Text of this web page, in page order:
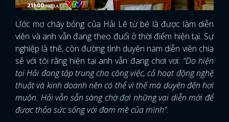
Ước mơ cháy bỏng của Hải Lê từ bé là được làm diễn
viên và anh vẫn đang theo đuổi ở thời điểm hiện tại. Sự
nghiệp là thế, còn đường tình duyên nam diễn viên chia
sẻ với tôi rằng hiện tại anh vẫn đang chơi vơi: “Do hiện
tại Hải đang tập trung cho công việc, cả hoạt động nghệ
thuật và kinh doanh nên có thể vì thế mà duyên đến hơi
muộn. Hải vẫn sẵn sàng chờ đợi những vai diễn mới để
được thỏa sức sống với đam mê của mình".